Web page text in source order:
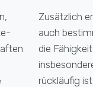
Zusätzlich
auch
die
rückläufig